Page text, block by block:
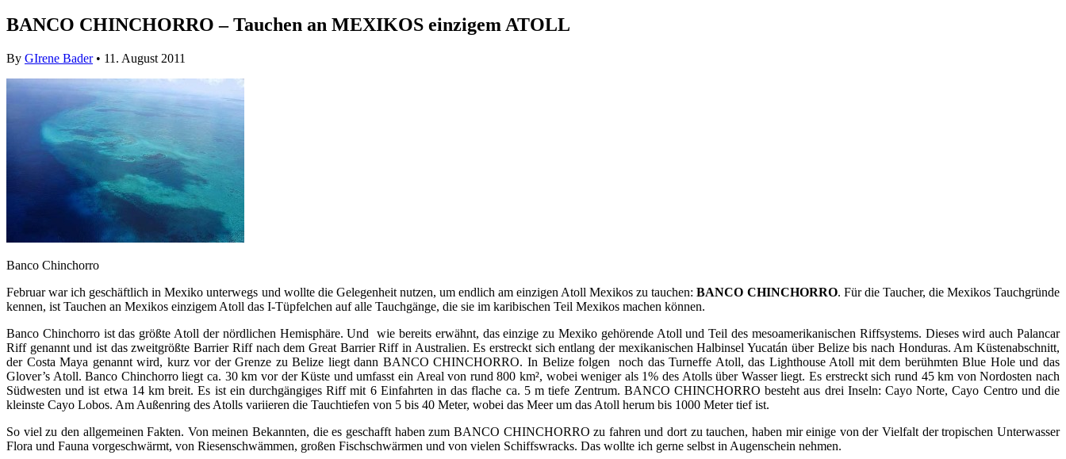
BANCO CHINCHORRO – Tauchen an MEXIKOS einzigem ATOLL
By GIrene Bader• 11. August 2011
Banco Chinchorro
Februar war ich geschäftlich in Mexiko unterwegs und wollte die Gelegenheit nutzen, um endlich am einzigen Atoll Mexikos zu tauchen:BANCO CHINCHORRO. Für die Taucher, die Mexikos Tauchgründe
kennen, ist Tauchen an Mexikos einzigem Atoll das I-Tüpfelchen auf alle Tauchgänge, die sie im karibischen Teil Mexikos machen können.
Banco Chinchorro ist das größte Atoll der nördlichen Hemisphäre. Und wie bereits erwähnt, das einzige zu Mexiko gehörende Atoll und Teil des mesoamerikanischen Riffsystems. Dieses wird auch Palancar
Riff genannt und ist das zweitgrößte Barrier Riff nach dem Great Barrier Riff in Australien. Es erstreckt sich entlang der mexikanischen Halbinsel Yucatán über Belize bis nach Honduras. Am Küstenabschnitt,
der Costa Maya genannt wird, kurz vor der Grenze zu Belize liegt dann BANCO CHINCHORRO. In Belize folgen noch das Turneffe Atoll, das Lighthouse Atoll mit dem berühmten Blue Hole und das
Glover’s Atoll. Banco Chinchorro liegt ca. 30 km vor der Küste und umfasst ein Areal von rund 800 km², wobei weniger als 1% des Atolls über Wasser liegt. Es erstreckt sich rund 45 km von Nordosten nach
Südwesten und ist etwa 14 km breit. Es ist ein durchgängiges Riff mit 6 Einfahrten in das flache ca. 5 m tiefe Zentrum. BANCO CHINCHORRO besteht aus drei Inseln: Cayo Norte, Cayo Centro und die
kleinste Cayo Lobos. Am Außenring des Atolls variieren die Tauchtiefen von 5 bis 40 Meter, wobei das Meer um das Atoll herum bis 1000 Meter tief ist.
So viel zu den allgemeinen Fakten. Von meinen Bekannten, die es geschafft haben zum BANCO CHINCHORRO zu fahren und dort zu tauchen, haben mir einige von der Vielfalt der tropischen Unterwasser
Flora und Fauna vorgeschwärmt, von Riesenschwämmen, großen Fischschwärmen und von vielen Schiffswracks. Das wollte ich gerne selbst in Augenschein nehmen.